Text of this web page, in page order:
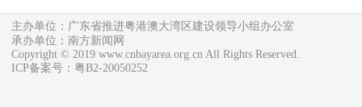
主办单位：广东省推进粤港澳大湾区建设领导小组办公室
承办单位：南方新闻网
Copyright © 2019 www.cnbayarea.org.cn All Rights Reserved.
ICP备案号：粤B2-20050252